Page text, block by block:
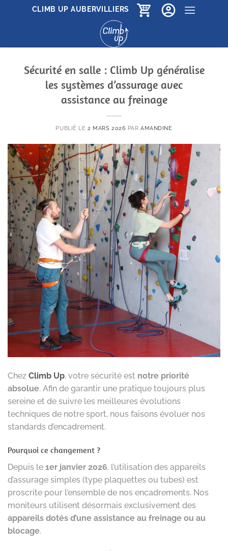
CLIMB UP AUBERVILLIERS
Sécurité en salle : Climb Up généralise
les systèmes d’assurage avec
assistance au freinage
PUBLIÉ LE2 MARS 2026 PARAMANDINE
Chez Climb Up, votre sécurité est notre priorité
absolue. Afin de garantir une pratique toujours plus
sereine et de suivre les meilleures évolutions
techniques de notre sport, nous faisons évoluer nos
standards d’encadrement.
Pourquoi ce changement ?
Depuis le 1er janvier 2026, l’utilisation des appareils
d’assurage simples (type plaquettes ou tubes) est
proscrite pour l’ensemble de nos encadrements. Nos
moniteurs utilisent désormais exclusivement des
appareils dotés d’une assistance au freinage ou au
blocage.